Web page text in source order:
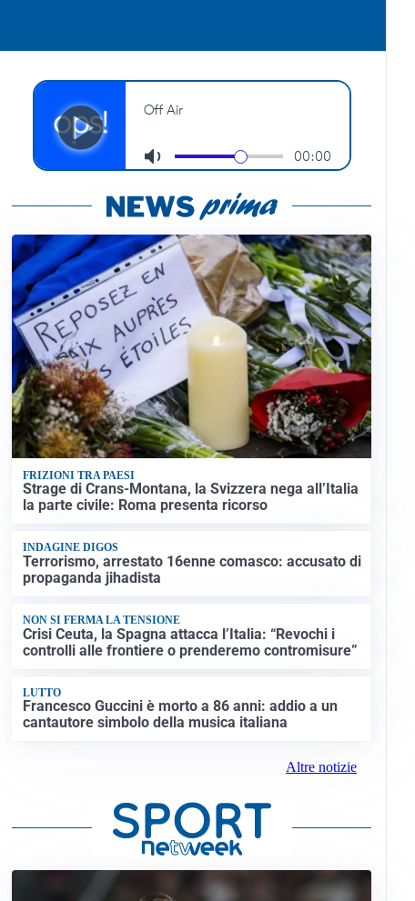
FRIZIONI TRA PAESI
Strage di Crans-Montana, la Svizzera nega all’Italia
la parte civile: Roma presenta ricorso
INDAGINE DIGOS
Terrorismo, arrestato 16enne comasco: accusato di
propaganda jihadista
NON SI FERMA LA TENSIONE
Crisi Ceuta, la Spagna attacca l’Italia: “Revochi i
controlli alle frontiere o prenderemo contromisure”
LUTTO
Francesco Guccini è morto a 86 anni: addio a un
cantautore simbolo della musica italiana
Altre notizie